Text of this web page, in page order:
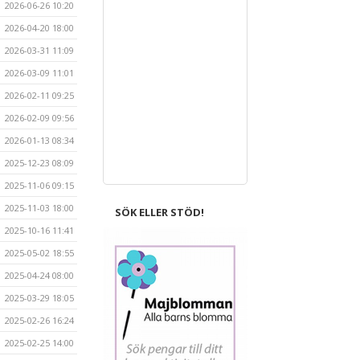
2026-06-26 10:20
2026-04-20 18:00
2026-03-31 11:09
2026-03-09 11:01
2026-02-11 09:25
2026-02-09 09:56
2026-01-13 08:34
2025-12-23 08:09
2025-11-06 09:15
2025-11-03 18:00
2025-10-16 11:41
2025-05-02 18:55
2025-04-24 08:00
2025-03-29 18:05
2025-02-26 16:24
2025-02-25 14:00
SÖK ELLER STÖD!